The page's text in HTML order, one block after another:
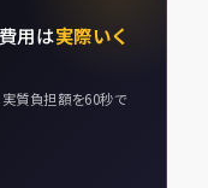
用は実際いく
実質負担額を60秒で